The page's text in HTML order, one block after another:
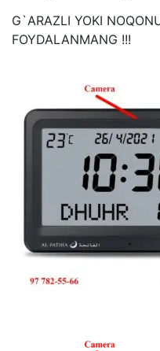
G`ARAZLI YOKI
FOYDALANMANG !!!